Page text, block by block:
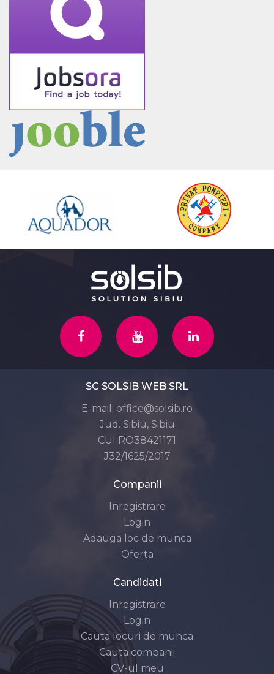
SC SOLSIB WEB SRL
E-mail: office@solsib.ro
Jud. Sibiu, Sibiu
CUI RO38421171
J32/1625/2017
Companii
Inregistrare
Login
Adauga loc de munca
Oferta
Candidati
Inregistrare
Login
Cauta locuri de munca
Cauta companii
CV-ul meu